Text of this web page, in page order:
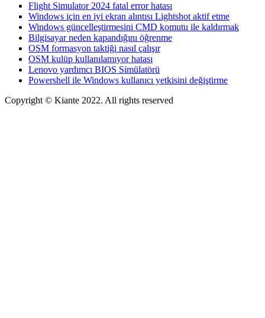
Flight Simulator 2024 fatal error hatası
Windows için en iyi ekran alıntısı Lightshot aktif etme
Windows güncelleştirmesini CMD komutu ile kaldırmak
Bilgisayar neden kapandığını öğrenme
OSM formasyon taktiği nasıl çalışır
OSM kulüp kullanılamıyor hatası
Lenovo yardımcı BIOS Simülatörü
Powershell ile Windows kullanıcı yetkisini değiştirme
Copyright © Kiante 2022. All rights reserved